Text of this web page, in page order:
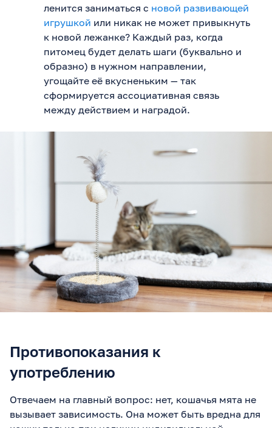
ленится заниматься с новой развивающей
игрушкой или никак не может привыкнуть
к новой лежанке? Каждый раз, когда
питомец будет делать шаги (буквально и
образно) в нужном направлении,
угощайте её вкусненьким — так
сформируется ассоциативная связь
между действием и наградой.
Противопоказания к
употреблению
Отвечаем на главный вопрос: нет, кошачья мята не
вызывает зависимость. Она может быть вредна для